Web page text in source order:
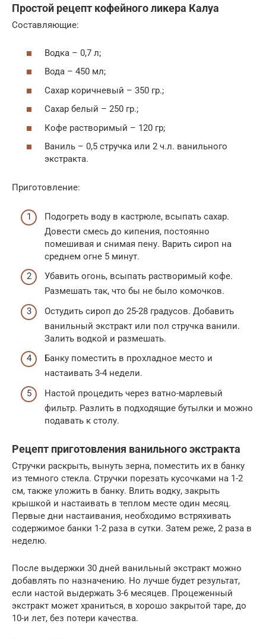
Простой рецепт кофейного ликера Калуа
Составляющие:
Водка – 0,7 л;
Вода – 450 мл;
Сахар коричневый – 350 гр.;
Сахар белый – 250 гр.;
Кофе растворимый – 120 гр;
Ваниль – 0,5 стручка или 2 ч.л. ванильного
экстракта.
Приготовление:
Подогреть воду в кастрюле, всыпать сахар.
Довести смесь до кипения, постоянно
помешивая и снимая пену. Варить сироп на
среднем огне 5 минут.
Убавить огонь, всыпать растворимый кофе.
Размешать так, что бы не было комочков.
Остудить сироп до 25-28 градусов. Добавить
ванильный экстракт или пол стручка ванили.
Залить водкой и размешать.
Банку поместить в прохладное место и
настаивать 3-4 недели.
Настой процедить через ватно-марлевый
фильтр. Разлить в подходящие бутылки и можно
подавать к столу.
Рецепт приготовления ванильного экстракта
Стручки раскрыть, вынуть зерна, поместить их в банку
из темного стекла. Стручки порезать кусочками на 1-2
см, также уложить в банку. Влить водку, закрыть
крышкой и настаивать в теплом месте один месяц.
Первые дни настаивания, необходимо встряхивать
содержимое банки 1-2 раза в сутки. Затем реже, 2 раза в
неделю.
После выдержки 30 дней ванильный экстракт можно
добавлять по назначению. Но лучше будет результат,
если настой выдержать 3-6 месяцев. Процеженный
экстракт может храниться, в хорошо закрытой таре, до
10-и лет, без потери качества.